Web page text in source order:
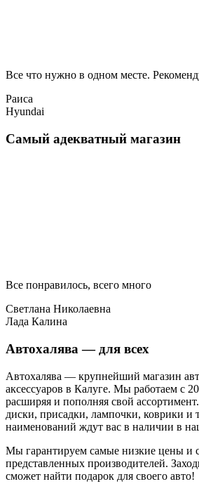
Все что нужно в одном месте.
Раиса
Hyundai
Самый адекватный магазин
Все понравилось, всего много
Светлана Николаевна
Лада Калина
Автохалява — для всех
Автохалява — крупнейший магазин
аксессуаров в Калуге. Мы работаем с
расширяя и пополняя свой
диски, присадки, лампочки, коврики и
наименований ждут вас в наличии в
Мы гарантируем самые низкие цены и
представленных производителей.
сможет найти подарок для своего авто!